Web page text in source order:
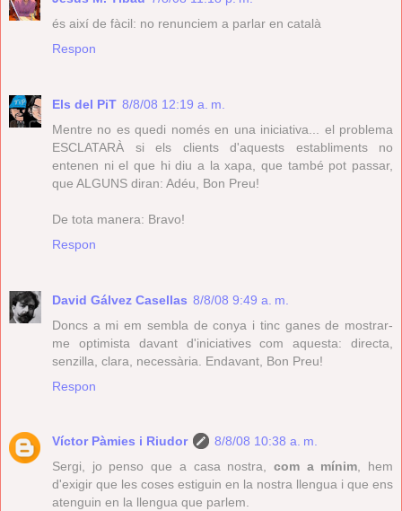
és així de fàcil: no renunciem a parlar en català
Respon
Els del PiT 8/8/08 12:19 a. m.
Mentre no es quedi només en una iniciativa... el problema
ESCLATARÀ si els clients d'aquests establiments no
entenen ni el que hi diu a la xapa, que també pot passar,
que ALGUNS diran: Adéu, Bon Preu!
De tota manera: Bravo!
Respon
David Gálvez Casellas 8/8/08 9:49 a. m.
Doncs a mi em sembla de conya i tinc ganes de mostrar-
me optimista davant d'iniciatives com aquesta: directa,
senzilla, clara, necessària. Endavant, Bon Preu!
Respon
Víctor Pàmies i Riudor
8/8/08 10:38 a. m.
Sergi, jo penso que a casa nostra, com a mínim, hem
d'exigir que les coses estiguin en la nostra llengua i que ens
atenguin en la llengua que parlem.